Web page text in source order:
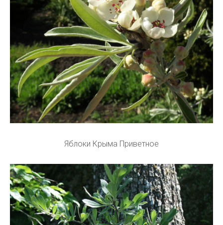
Яблоки Крыма Приветное